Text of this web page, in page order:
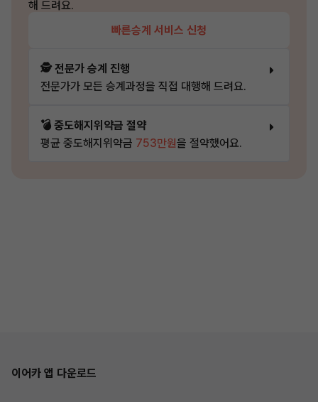
해 드려요.
빠른승계 서비스 신청
🕵️ 전문가 승계 진행
전문가가 모든 승계과정을 직접 대행해 드려요.
💣 중도해지위약금 절약
평균 중도해지위약금 753만원을 절약했어요.
이어카 앱 다운로드